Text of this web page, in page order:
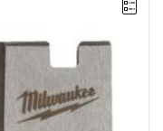
się wysoką